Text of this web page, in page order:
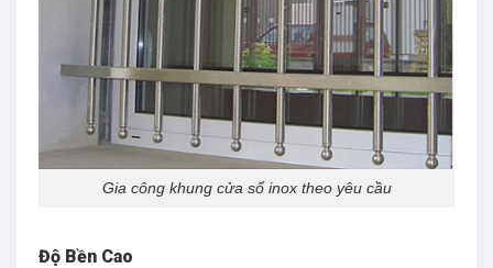
Gia công khung cửa sổ inox theo yêu cầu
Độ Bền Cao